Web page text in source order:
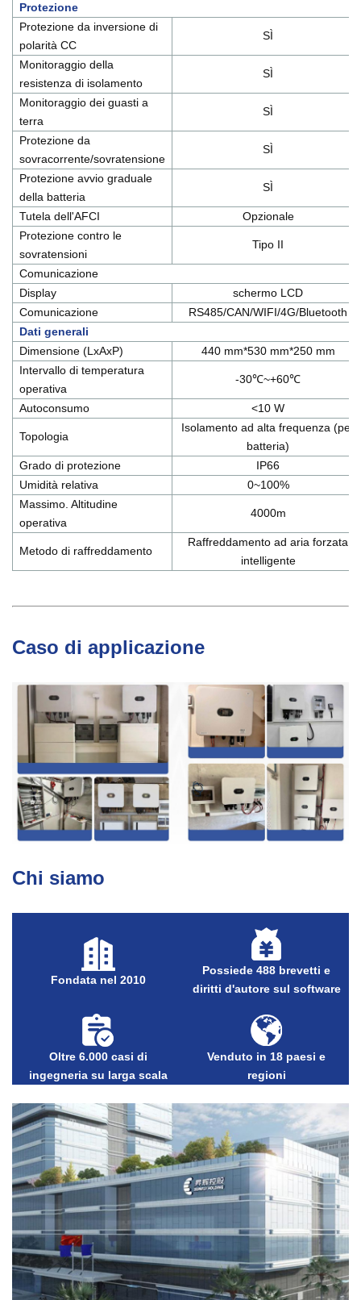
Protezione
Protezione da inversione di
polarità CC
SÌ
Monitoraggio della
resistenza di isolamento
SÌ
Monitoraggio dei guasti a
terra
SÌ
Protezione da
sovracorrente/sovratensione
SÌ
Protezione avvio graduale
della batteria
SÌ
Tutela dell'AFCI
Opzionale
Protezione contro le
sovratensioni
Tipo II
Comunicazione
Display
schermo LCD
Comunicazione
RS485/CAN/WIFI/4G/Bluetooth
Dati generali
Dimensione (LxAxP)
440 mm*530 mm*250 mm
Intervallo di temperatura
operativa
-30℃~+60℃
Autoconsumo <10 W
Topologia
Isolamento ad alta frequenza (per
batteria)
Grado di protezione
IP66
Umidità relativa
0~100%
Massimo. Altitudine
operativa
4000m
Metodo di raffreddamento
Raffreddamento ad aria forzata
intelligente
Caso di applicazione
Chi siamo
Fondata nel 2010
Possiede 488 brevetti e
diritti d'autore sul software
Oltre 6.000 casi di
ingegneria su larga scala
Venduto in 18 paesi e
regioni